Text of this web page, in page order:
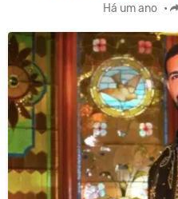
Há um ano •